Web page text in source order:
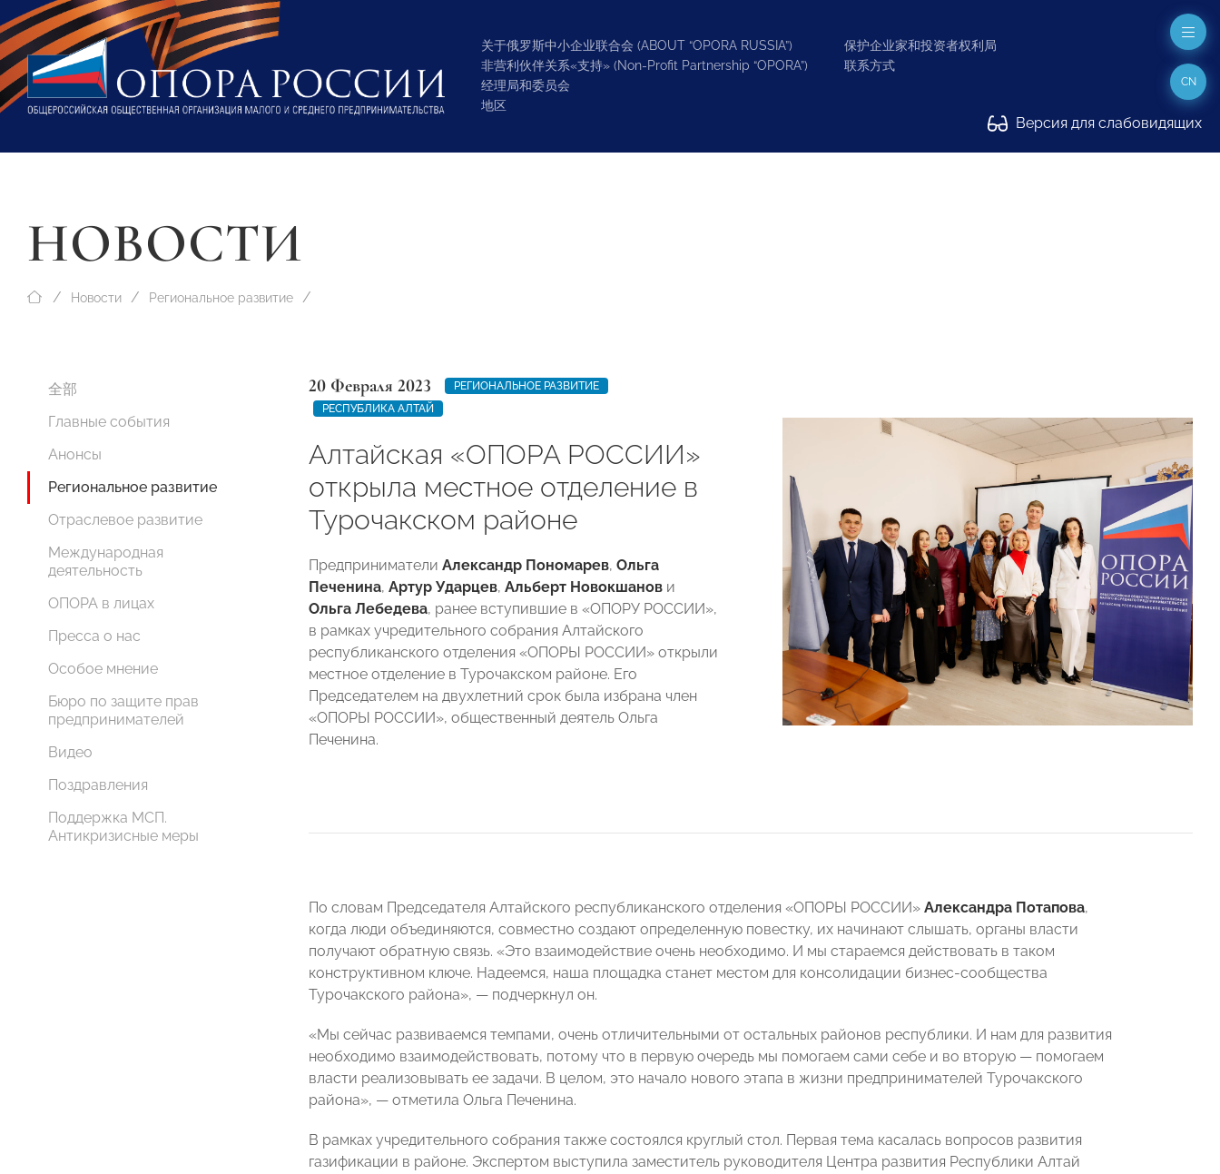
关于俄罗斯中小企业联合会 (ABOUT “OPORA RUSSIA”)
非营利伙伴关系«支持» (Non-Profit Partnership “OPORA”)
经理局和委员会
地区
保护企业家和投资者权利局
联系方式
Версия для слабовидящих
CN
НОВОСТИ
Новости Региональное развитие
全部
Главные события
Анонсы
Региональное развитие
Отраслевое развитие
Международная
деятельность
ОПОРА в лицах
Пресса о нас
Особое мнение
Бюро по защите прав
предпринимателей
Видео
Поздравления
Поддержка МСП.
Антикризисные меры
20 Февраля 2023
РЕГИОНАЛЬНОЕ РАЗВИТИЕ
РЕСПУБЛИКА АЛТАЙ
Алтайская «ОПОРА РОССИИ»
открыла местное отделение в
Турочакском районе
Предприниматели Александр Пономарев, Ольга
Печенина, Артур Ударцев, Альберт Новокшанов и
Ольга Лебедева, ранее вступившие в «ОПОРУ РОССИИ»,
в рамках учредительного собрания Алтайского
республиканского отделения «ОПОРЫ РОССИИ» открыли
местное отделение в Турочакском районе. Его
Председателем на двухлетний срок была избрана член
«ОПОРЫ РОССИИ», общественный деятель Ольга
Печенина.
По словам Председателя Алтайского республиканского отделения «ОПОРЫ РОССИИ» Александра Потапова,
когда люди объединяются, совместно создают определенную повестку, их начинают слышать, органы власти
получают обратную связь. «Это взаимодействие очень необходимо. И мы стараемся действовать в таком
конструктивном ключе. Надеемся, наша площадка станет местом для консолидации бизнес-сообщества
Турочакского района», — подчеркнул он.
«Мы сейчас развиваемся темпами, очень отличительными от остальных районов республики. И нам для развития
необходимо взаимодействовать, потому что в первую очередь мы помогаем сами себе и во вторую — помогаем
власти реализовывать ее задачи. В целом, это начало нового этапа в жизни предпринимателей Турочакского
района», — отметила Ольга Печенина.
В рамках учредительного собрания также состоялся круглый стол. Первая тема касалась вопросов развития
газификации в районе. Экспертом выступила заместитель руководителя Центра развития Республики Алтай